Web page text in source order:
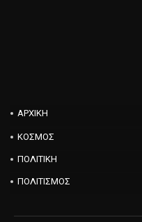
ΑΡΧΙΚΗ
ΚΟΣΜΟΣ
ΠΟΛΙΤΙΚΗ
ΠΟΛΙΤΙΣΜΟΣ